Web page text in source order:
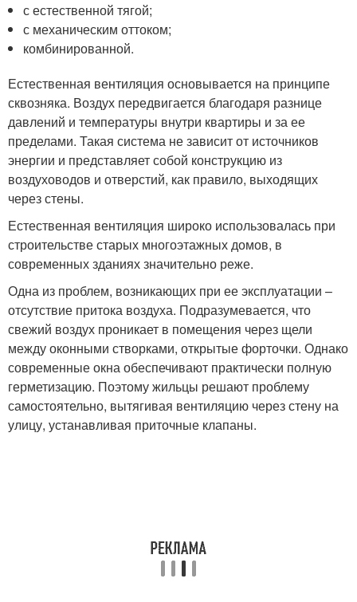
с естественной тягой;
с механическим оттоком;
комбинированной.
Естественная вентиляция основывается на принципе
сквозняка. Воздух передвигается благодаря разнице
давлений и температуры внутри квартиры и за ее
пределами. Такая система не зависит от источников
энергии и представляет собой конструкцию из
воздуховодов и отверстий, как правило, выходящих
через стены.
Естественная вентиляция широко использовалась при
строительстве старых многоэтажных домов, в
современных зданиях значительно реже.
Одна из проблем, возникающих при ее эксплуатации –
отсутствие притока воздуха. Подразумевается, что
свежий воздух проникает в помещения через щели
между оконными створками, открытые форточки. Однако
современные окна обеспечивают практически полную
герметизацию. Поэтому жильцы решают проблему
самостоятельно, вытягивая вентиляцию через стену на
улицу, устанавливая приточные клапаны.